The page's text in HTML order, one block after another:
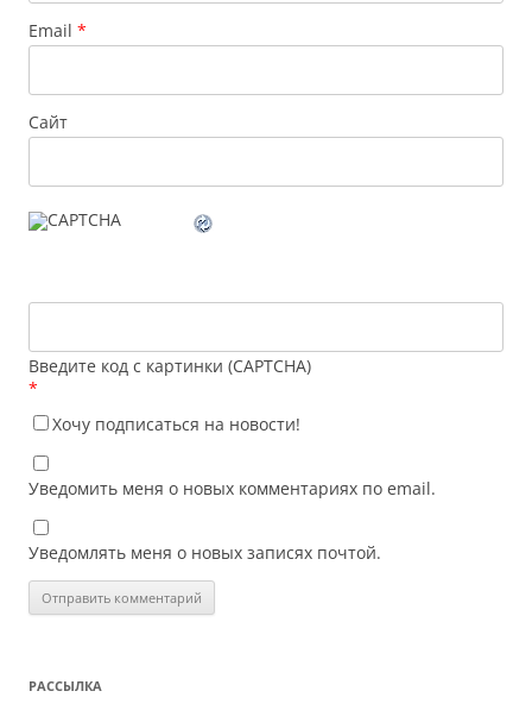
Email *
Сайт
Введите код с картинки (CAPTCHA)
*
Хочу подписаться на новости!
Уведомить меня о новых комментариях по email.
Уведомлять меня о новых записях почтой.
РАССЫЛКА